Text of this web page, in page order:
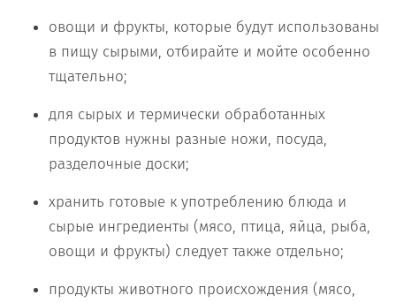
овощи и фрукты, которые будут использованы
в пищу сырыми, отбирайте и мойте особенно
тщательно;
для сырых и термически обработанных
продуктов нужны разные ножи, посуда,
разделочные доски;
хранить готовые к употреблению блюда и
сырые ингредиенты (мясо, птица, яйца, рыба,
овощи и фрукты) следует также отдельно;
продукты животного происхождения (мясо,